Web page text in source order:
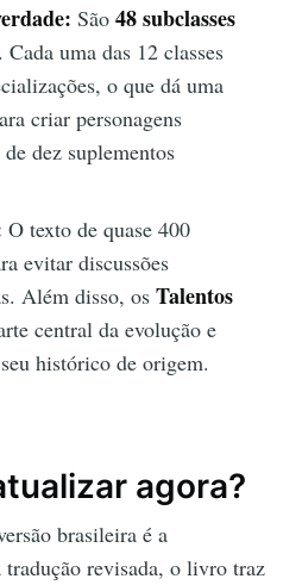
São48 subclasses
uma das 12 classes
o que dá uma
criar personagens
dez suplementos
O texto de quase 400
evitar discussões
Além disso, osTalentos
central da evolução e
histórico de origem.
agora?
brasileira é a
revisada, o livro traz